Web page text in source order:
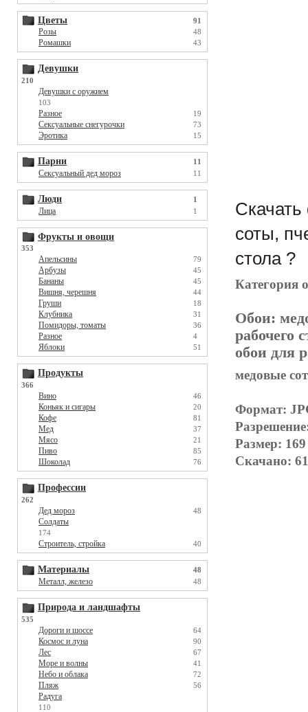
Цветы 91
Розы 48
Ромашки 43
Девушки
210
Девушки с оружием
103
Разное 19
Сексуальные снегурочки 73
Эротика 15
Парни 11
Сексуальный дед мороз 11
Люди 1
Лица 1
Фрукты и овощи
353
Апельсины 79
Арбузы 45
Бананы 45
Вишня, черешня 44
Груши 18
Клубника 31
Помидоры, томаты 36
Разное 4
Яблоки 51
Продукты
366
Вино 46
Коньяк и сигары 20
Кофе 81
Мед 37
Мясо 21
Пиво 85
Шоколад 76
Профессии
262
Дед мороз 48
Солдаты
174
Строитель, стройка 40
Материалы 48
Металл, железо 48
Природа и ландшафты
535
Дороги и шоссе 64
Космос и луна 90
Лес 67
Море и волны 41
Небо и облака 72
Пляж 56
Радуга
110
соты,
стола ?
Категория
Обои:
рабочего
обои для
медовые
Формат:
Размер:
Скачано: